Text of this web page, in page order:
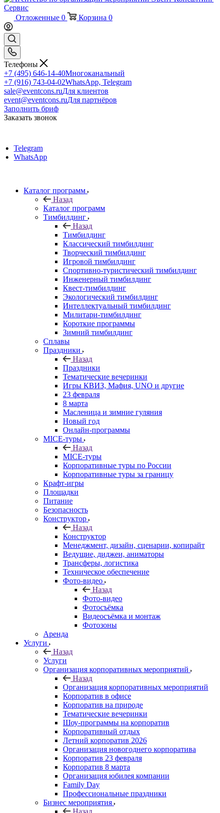
Отложенные 0 Корзина 0
Телефоны
+7 (495) 646-14-40Многоканальный
+7 (916) 743-04-02WhatsApp, Telegram
sale@eventcons.ruДля клиентов
event@eventcons.ruДля партнёров
Заполнить бриф
Заказать звонок
Telegram
WhatsApp
Каталог программ
Назад
Каталог программ
Тимбилдинг
Назад
Тимбилдинг
Классический тимбилдинг
Творческий тимбилдинг
Игровой тимбилдинг
Спортивно-туристический тимбилдинг
Инженерный тимбилдинг
Квест-тимбилдинг
Экологический тимбилдинг
Интеллектуальный тимбилдинг
Милитари-тимбилдинг
Короткие программы
Зимний тимбилдинг
Сплавы
Праздники
Назад
Праздники
Тематические вечеринки
Игры КВИЗ, Мафия, UNO и другие
23 февраля
8 марта
Масленица и зимние гуляния
Новый год
Онлайн-программы
MICE‑туры
Назад
MICE‑туры
Корпоративные туры по России
Корпоративные туры за границу
Крафт-игры
Площадки
Питание
Безопасность
Конструктор
Назад
Конструктор
Менеджмент, дизайн, сценарии, копирайт
Ведущие, диджеи, аниматоры
Трансферы, логистика
Техническое обеспечение
Фото-видео
Назад
Фото-видео
Фотосъёмка
Видеосъёмка и монтаж
Фотозоны
Аренда
Услуги
Назад
Услуги
Организация корпоративных мероприятий
Назад
Организация корпоративных мероприятий
Корпоратив в офисе
Корпоратив на природе
Тематические вечеринки
Шоу-программы на корпоратив
Корпоративный отдых
Летний корпоратив 2026
Организация новогоднего корпоратива
Корпоратив 23 февраля
Корпоратив 8 марта
Организация юбилея компании
Family Day
Профессиональные праздники
Бизнес мероприятия
Назад